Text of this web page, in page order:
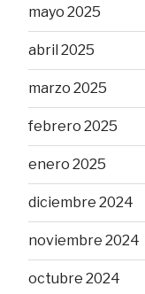
mayo 2025
abril 2025
marzo 2025
febrero 2025
enero 2025
diciembre 2024
noviembre 2024
octubre 2024